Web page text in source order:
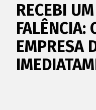
RECEBI
FALÊNCIA:
EMPRESA